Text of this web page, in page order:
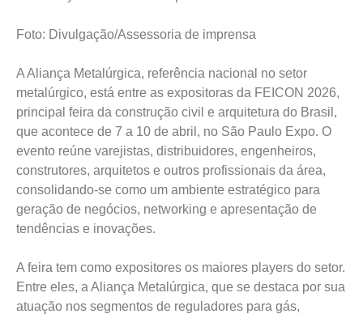
Foto: Divulgação/Assessoria de imprensa
A Aliança Metalúrgica, referência nacional no setor
metalúrgico, está entre as expositoras da FEICON 2026,
principal feira da construção civil e arquitetura do Brasil,
que acontece de 7 a 10 de abril, no São Paulo Expo. O
evento reúne varejistas, distribuidores, engenheiros,
construtores, arquitetos e outros profissionais da área,
consolidando-se como um ambiente estratégico para
geração de negócios, networking e apresentação de
tendências e inovações.
A feira tem como expositores os maiores players do setor.
Entre eles, a Aliança Metalúrgica, que se destaca por sua
atuação nos segmentos de reguladores para gás,